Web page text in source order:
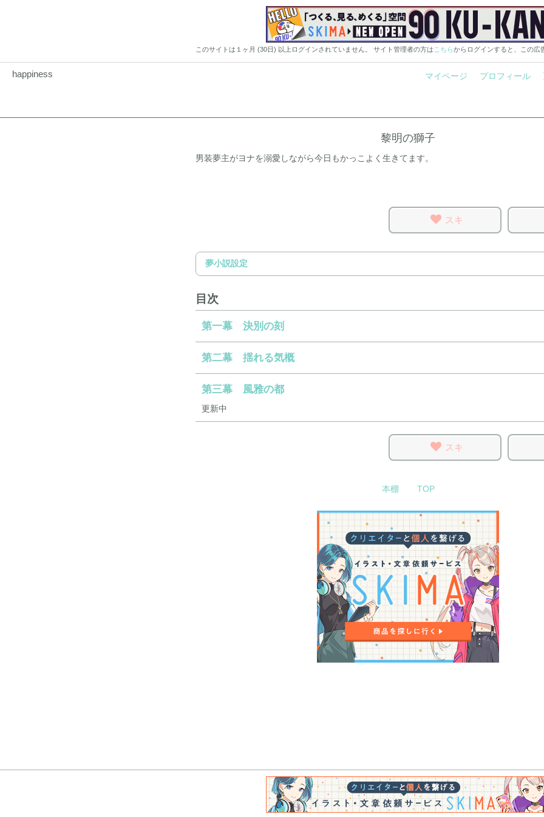
このサイトは１ヶ月 (30日) 以上ログインされていません。 サイト管理者の方は こちらからログインすると、この広
happiness マイページ プロフィール
黎明の獅子
男装夢主がヨナを溺愛しながら今日もかっこよく生きてます。
スキ
夢小説設定
目次
第一幕 決別の刻
第二幕 揺れる気概
第三幕 風雅の都
更新中
スキ
本棚 TOP